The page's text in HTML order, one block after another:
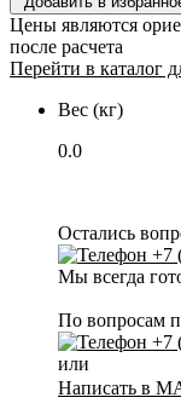
Цены являются
после расчета
Перейти в каталог
Вес (кг)
0.0
Остались
+7
Мы всегда
По вопросам
+7
или
Написать в